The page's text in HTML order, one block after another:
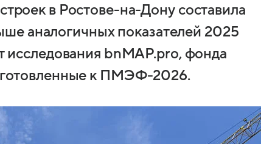
в Ростове-на-Дону составила
аналогичных показателей 2025
исследования bnMAP.pro, фонда
к ПМЭФ-2026.